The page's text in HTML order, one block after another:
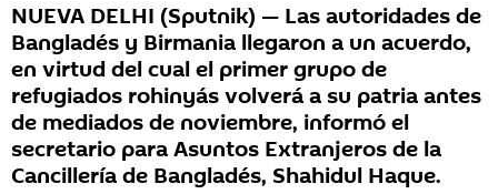
NUEVA DELHI (Sputnik) — Las autoridades de
Bangladés y Birmania llegaron a un acuerdo,
en virtud del cual el primer grupo de
refugiados rohinyás volverá a su patria antes
de mediados de noviembre, informó el
secretario para Asuntos Extranjeros de la
Cancillería de Bangladés, Shahidul Haque.